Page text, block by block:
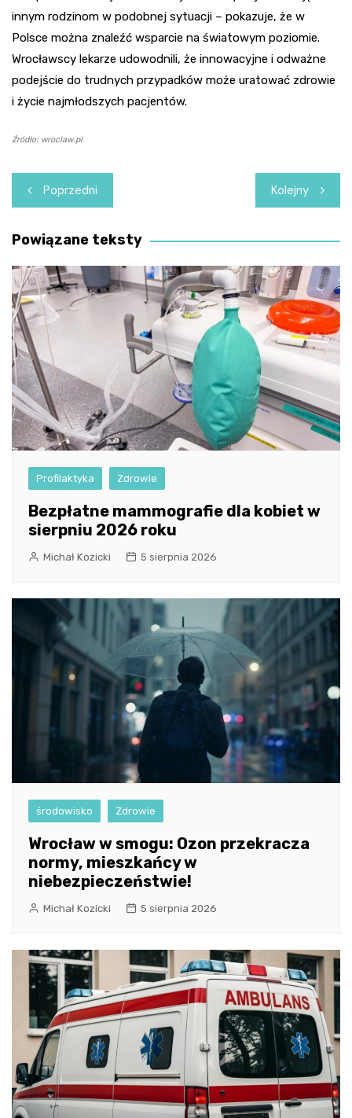
innym rodzinom w podobnej sytuacji – pokazuje, że w
Polsce można znaleźć wsparcie na światowym poziomie.
Wrocławscy lekarze udowodnili, że innowacyjne i odważne
podejście do trudnych przypadków może uratować zdrowie
i życie najmłodszych pacjentów.
Źródło: wroclaw.pl
Nawigacja
wpisu
Poprzedni Kolejny
Powiązane teksty
Profilaktyka Zdrowie
Bezpłatne mammografie dla kobiet w
sierpniu 2026 roku
Michał Kozicki 5 sierpnia 2026
środowisko Zdrowie
Wrocław w smogu: Ozon przekracza
normy, mieszkańcy w
niebezpieczeństwie!
Michał Kozicki 5 sierpnia 2026